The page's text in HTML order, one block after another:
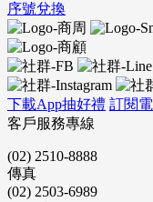
序號兌換
下載App抽好禮 訂閱
客戶服務專線
(02) 2510-8888
傳真
(02) 2503-6989